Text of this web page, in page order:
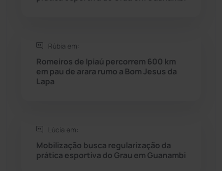
Sudoeste Baiano
Tanhaçu (426)
Tecnologia
Urandi (157)
Rúbia em:
Romeiros de Ipiaú percorrem 600 km
em pau de arara rumo a Bom Jesus da
Lapa
Lúcia em:
Mobilização busca regularização da
prática esportiva do Grau em Guanambi